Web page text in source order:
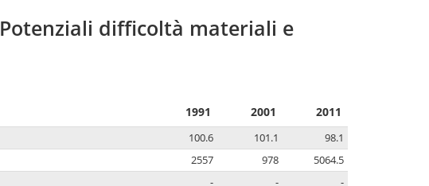
Potenziali difficoltà materiali e
1991 2001 2011
100.6 101.1
98.1
2557 978
5064.5
- -
-